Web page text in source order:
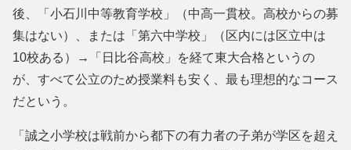
後、「小石川中等教育学校」（中高一貫校。高校からの募
集はない）、または「第六中学校」（区内には区立中は
10校ある）→「日比谷高校」を経て東大合格というの
が、すべて公立のため授業料も安く、最も理想的なコース
だという。
「誠之小学校は戦前から都下の有力者の子弟が学区を超え